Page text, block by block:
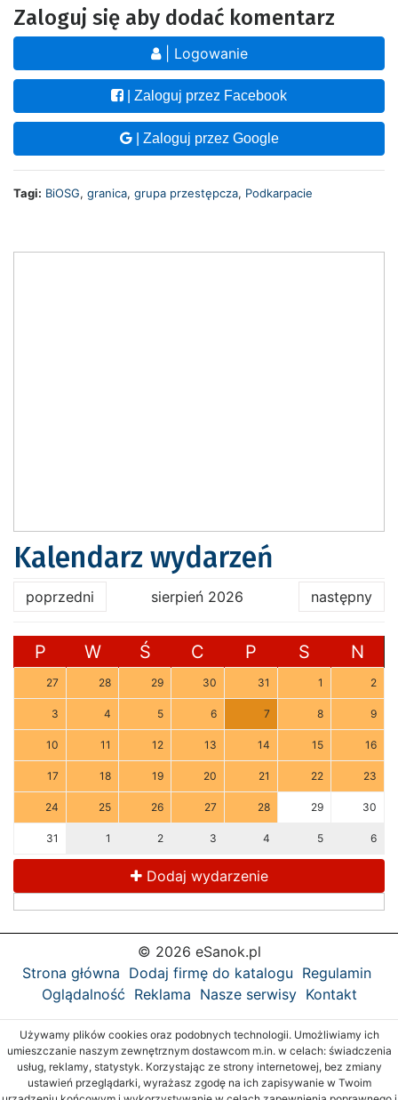
Zaloguj się aby dodać komentarz
| Logowanie
| Zaloguj przez Facebook
| Zaloguj przez Google
Tagi: BiOSG, granica, grupa przestępcza, Podkarpacie
Kalendarz wydarzeń
poprzedni sierpień 2026 następny
P W Ś C P S N
27 28 29 30 31 1 2
3 4 5 6 7 8 9
10 11 12 13 14 15 16
17 18 19 20 21 22 23
24 25 26 27 28 29 30
31 1 2 3 4 5 6
Dodaj wydarzenie
© 2026 eSanok.pl
Strona główna Dodaj firmę do katalogu Regulamin
Oglądalność Reklama Nasze serwisy Kontakt
Używamy plików cookies oraz podobnych technologii. Umożliwiamy ich
umieszczanie naszym zewnętrznym dostawcom m.in. w celach: świadczenia
usług, reklamy, statystyk. Korzystając ze strony internetowej, bez zmiany
ustawień przeglądarki, wyrażasz zgodę na ich zapisywanie w Twoim